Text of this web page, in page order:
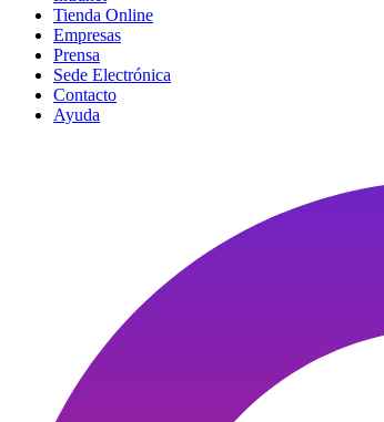
Tienda Online
Empresas
Prensa
Sede Electrónica
Contacto
Ayuda